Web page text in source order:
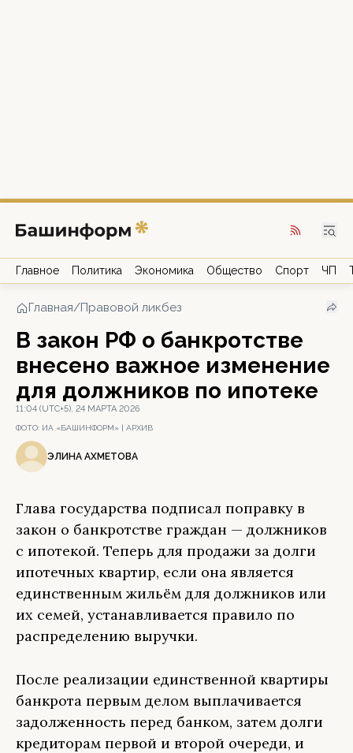
Главное Политика Экономика Общество Спорт ЧП
Главная/Правовой ликбез
В закон РФ о банкротстве
внесено важное изменение
для должников по ипотеке
11:04 (UTC+5), 24 МАРТА 2026
ФОТО: ИА «БАШИНФОРМ» | АРХИВ
ЭЛИНА АХМЕТОВА
Глава государства подписал поправку в
закон о банкротстве граждан — должников
с ипотекой. Теперь для продажи за долги
ипотечных квартир, если она является
единственным жильём для должников или
их семей, устанавливается правило по
распределению выручки.
После реализации единственной квартиры
банкрота первым делом выплачивается
задолженность перед банком, затем долги
кредиторам первой и второй очереди, и